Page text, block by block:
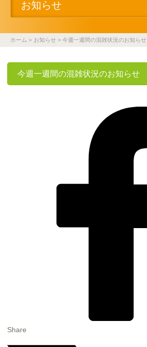
お知らせ
ホーム お知らせ 今週一週間の混雑状況のお知らせ
今週一週間の混雑状況のお知らせ
Share